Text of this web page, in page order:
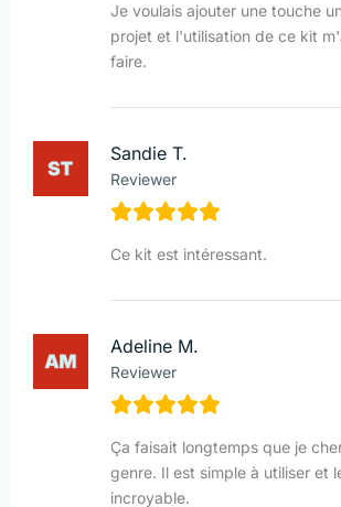
Je voulais ajouter une touche
projet et l'utilisation de ce kit
faire.
Sandie T.
Reviewer
Ce kit est intéressant.
Adeline M.
Reviewer
Ça faisait longtemps que je
genre. Il est simple à utiliser et
incroyable.